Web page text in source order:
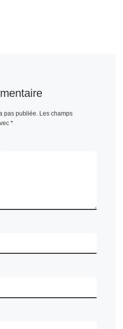
pas publiée. Les champs
*